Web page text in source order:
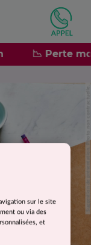
📉 Perte
Suggestion de présentation. Photo non contractuelle.
sur le site
ou via des
et